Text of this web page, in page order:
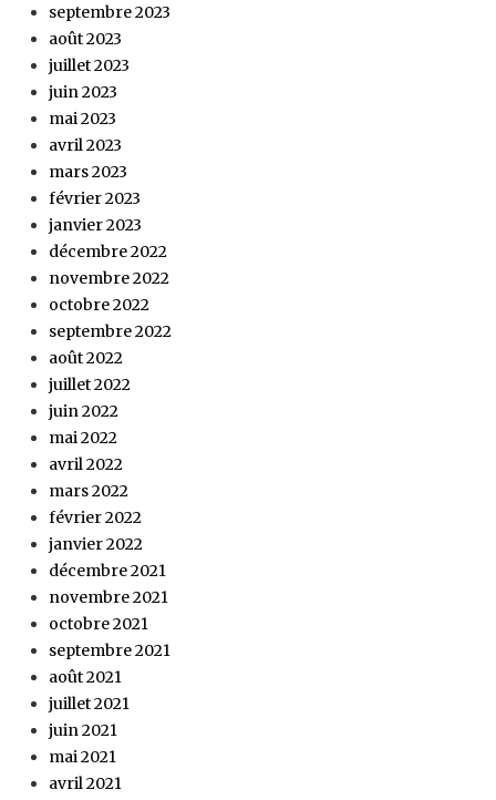
septembre 2023
août 2023
juillet 2023
juin 2023
mai 2023
avril 2023
mars 2023
février 2023
janvier 2023
décembre 2022
novembre 2022
octobre 2022
septembre 2022
août 2022
juillet 2022
juin 2022
mai 2022
avril 2022
mars 2022
février 2022
janvier 2022
décembre 2021
novembre 2021
octobre 2021
septembre 2021
août 2021
juillet 2021
juin 2021
mai 2021
avril 2021